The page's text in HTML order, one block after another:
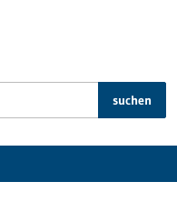
suchen